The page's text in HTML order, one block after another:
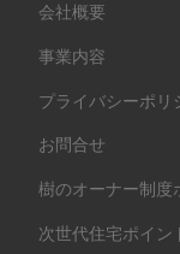
会社概要
事業内容
プライバシーポリ
お問合せ
樹のオーナー制度
次世代住宅ポイン